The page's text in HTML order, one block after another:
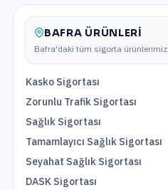
BAFRA ÜRÜNLERI
Bafra'daki tüm sigorta ürünlerimiz
Kasko Sigortası
Zorunlu Trafik Sigortası
Sağlık Sigortası
Tamamlayıcı Sağlık Sigortası
Seyahat Sağlık Sigortası
DASK Sigortası